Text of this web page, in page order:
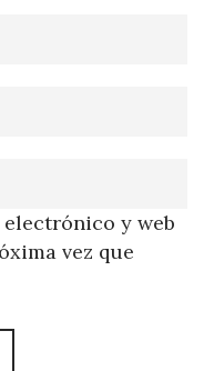
y web
vez que